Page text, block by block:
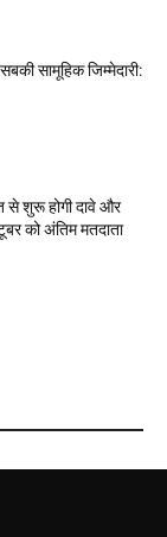
सामूहिक जिम्मेदारी:
शुरू होगी दावे और
को अंतिम मतदाता